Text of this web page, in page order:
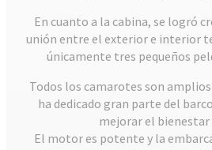
En cuanto a la cabina, se logró
unión entre el exterior e interior
únicamente tres pequeños
Todos los camarotes son
ha dedicado gran parte del
mejorar el bienestar
El motor es potente y la